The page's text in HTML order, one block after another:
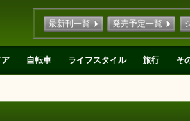
最新刊一覧 発売予定一覧
自転車 ライフスタイル 旅行 そ